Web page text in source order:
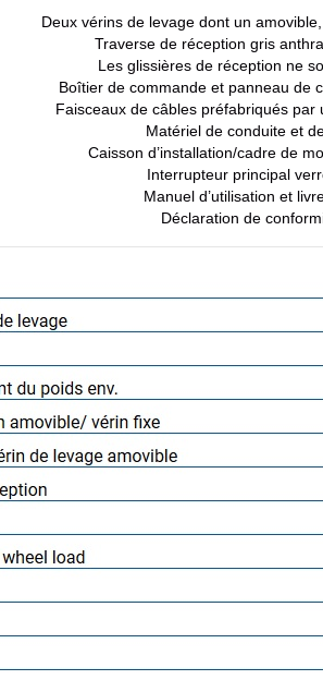
Deux vérins de levage dont un
Traverse de réception gris
Les glissières de réception ne
Boîtier de commande et panneau de
Faisceaux de câbles préfabriqués par
Matériel de conduite et
Caisson d’installation/cadre de
Interrupteur principal
Manuel d’utilisation et
Déclaration de